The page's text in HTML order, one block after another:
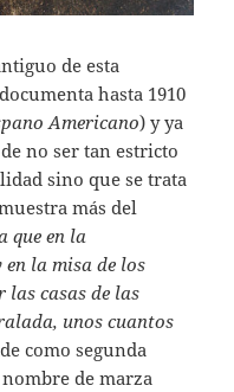
de esta
hasta 1910
Americano) y ya
no ser tan estricto
sino que se trata
más del
que en la
en la misa de los
las casas de las
unos cuantos
como segunda
de marza